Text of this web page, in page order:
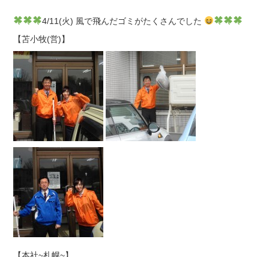
4/11(火) 風で飛んだゴミがたくさんでした
【苫小牧(営)】